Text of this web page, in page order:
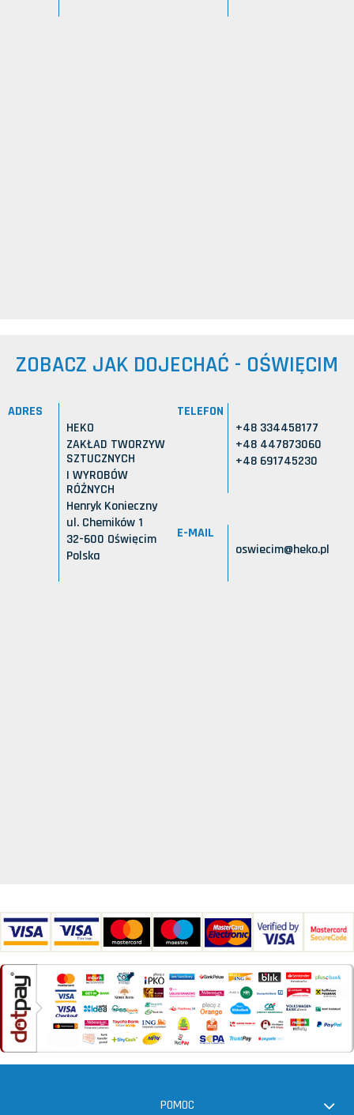
ZOBACZ JAK DOJECHAĆ - OŚWIĘCIM
ADRES
HEKO
ZAKŁAD TWORZYW
SZTUCZNYCH
I WYROBÓW
RÓŻNYCH
Henryk Konieczny
ul. Chemików 1
32-600 Oświęcim
Polska
TELEFON
+48 334458177
+48 447873060
+48 691745230
E-MAIL
oswiecim@heko.pl
POMOC